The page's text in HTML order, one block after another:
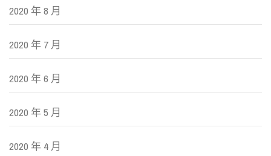
2020 年 8 月
2020 年 7 月
2020 年 6 月
2020 年 5 月
2020 年 4 月